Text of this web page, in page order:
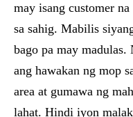
may isang customer
sa sahig. Mabilis
bago pa may
ang hawakan ng mop
area at gumawa ng
lahat. Hindi iyon